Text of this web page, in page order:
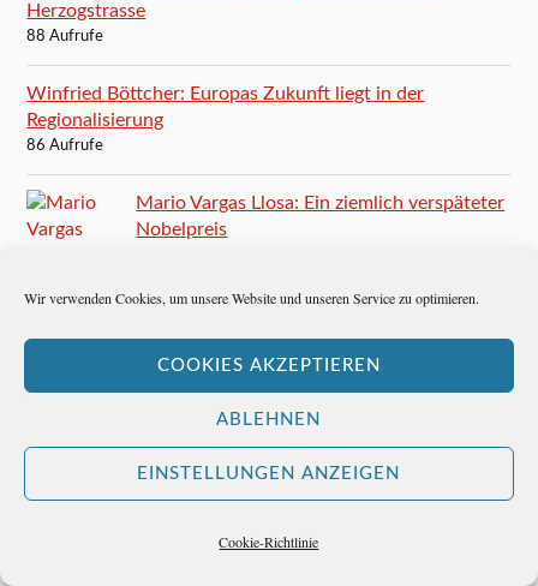
Wir verwenden Cookies, um unsere Website und unseren Service zu optimieren.
COOKIES AKZEPTIEREN
ABLEHNEN
EINSTELLUNGEN ANZEIGEN
Cookie-Richtlinie
Herzogstrasse
88 Aufrufe
Winfried Böttcher: Europas Zukunft liegt in der
Regionalisierung
86 Aufrufe
Mario Vargas Llosa: Ein ziemlich verspäteter
Nobelpreis
Ernest Hemingway besucht San Gaetano und ist
glücklich
Ernest Hemingway schreibt Caorle unsterblich
83 Aufrufe
Und nun, Frankfurter Rundschau?